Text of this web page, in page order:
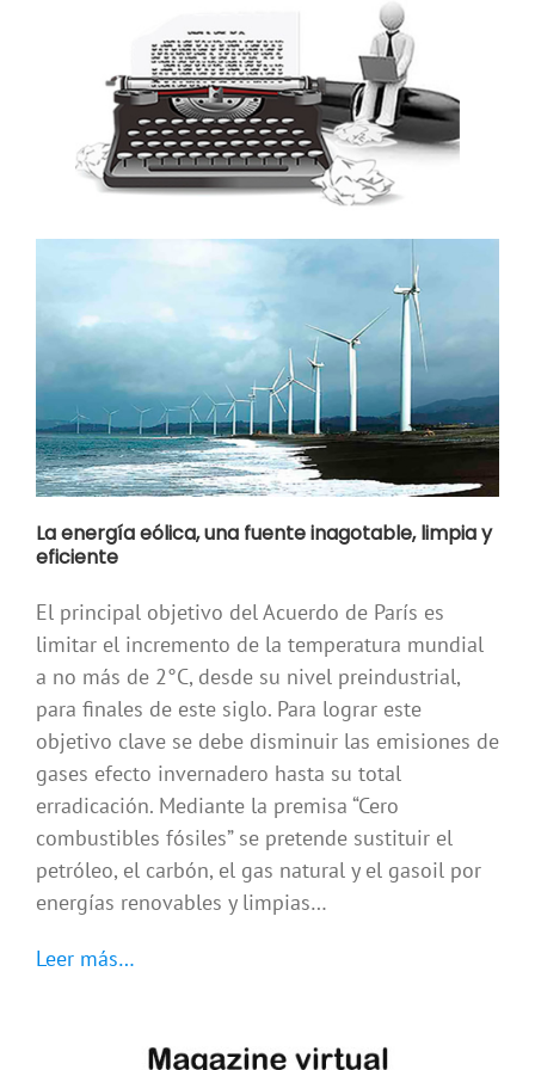
La energía eólica, una fuente inagotable, limpia y
eficiente
El principal objetivo del Acuerdo de París es
limitar el incremento de la temperatura mundial
a no más de 2°C, desde su nivel preindustrial,
para finales de este siglo. Para lograr este
objetivo clave se debe disminuir las emisiones de
gases efecto invernadero hasta su total
erradicación. Mediante la premisa “Cero
combustibles fósiles” se pretende sustituir el
petróleo, el carbón, el gas natural y el gasoil por
energías renovables y limpias…
Leer más…